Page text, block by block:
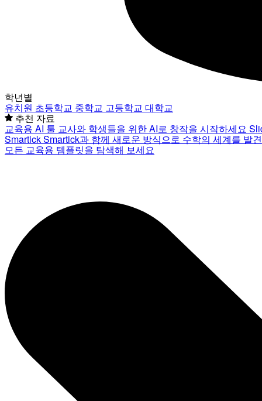
학년별
유치원 초등학교 중학교 고등학교 대학교
추천 자료
교육용 AI 툴 교사와 학생들을 위한 AI로 창작을 시작하세요
SmartickSmartick과 함께 새로운 방식으로 수학의 세계를 발
모든 교육용 템플릿을 탐색해 보세요